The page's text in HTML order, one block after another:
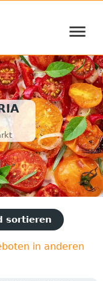
≡
sortieren
in anderen